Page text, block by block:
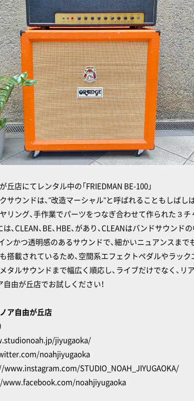
丘店にてレンタル中の「FRIEDMAN BE-100」
サウンドは、"改造マーシャル"と呼ばれることもしばしば
リング、手作業でパーツをつなぎ合わせて作られた３チ
、CLEAN、BE、HBE、があり、CLEANはバンドサウンド
ンかつ透明感のあるサウンドで、細かいニュアンスまで
搭載されているため、空間系エフェクトペダルやラック
タルサウンドまで幅広く順応し、ライブだけでなく、
自由が丘店でお試しください！
ア自由が丘店
jiyugaoka/
noahjiyugaoka
STUDIO_NOAH_JIYUGAOKA/
noahjiyugaoka